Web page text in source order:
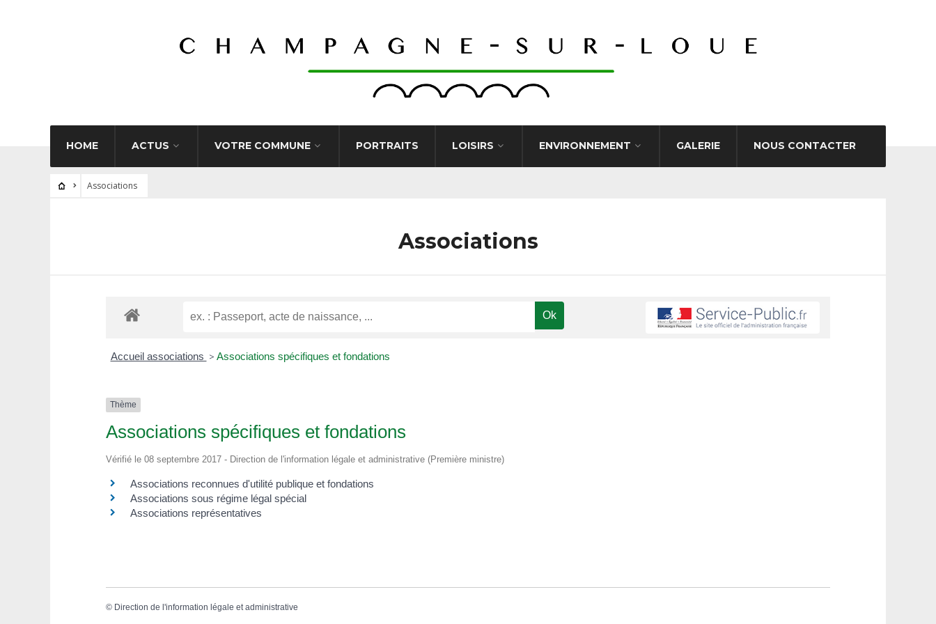
HOME ACTUS VOTRE COMMUNE PORTRAITS LOISIRS ENVIRONNEMENT GALERIE NOUS CONTACTER
Associations
Associations
Accueil associations > Associations spécifiques et fondations
Thème
Associations spécifiques et fondations
Vérifié le 08 septembre 2017 - Direction de l'information légale et administrative (Première ministre)
Associations reconnues d'utilité publique et fondations
Associations sous régime légal spécial
Associations représentatives
© Direction de l'information légale et administrative